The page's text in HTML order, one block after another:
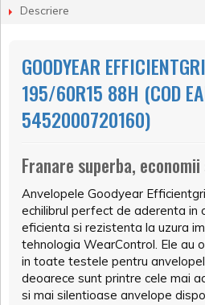
Descriere
GOODYEAR
195/60R15 88H (COD
5452000720160)
Franare superba,
Anvelopele Goodyear
echilibrul perfect de aderenta in
eficienta si rezistenta la uzura
tehnologia WearControl. Ele au
in toate testele pentru
deoarece sunt printre cele mai
si mai silentioase anvelope